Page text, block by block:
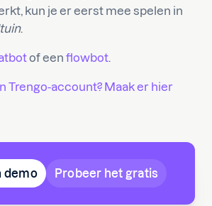
kun je er eerst mee spelen in
.
of een flowbot.
Trengo-account? Maak er hier
demo Probeer het gratis